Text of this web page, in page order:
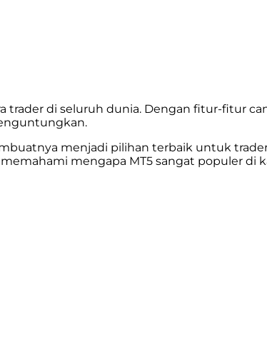
trader di seluruh dunia. Dengan fitur-fitur
menjadi pilihan terbaik untuk
mengapa MT5 sangat populer di